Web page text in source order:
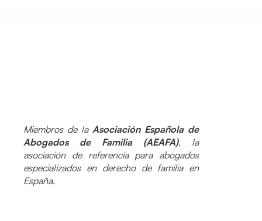
Miembros de la Asociación Española de
Abogados de Familia (AEAFA), la
asociación de referencia para abogados
especializados en derecho de familia en
España.